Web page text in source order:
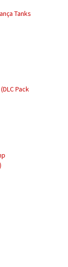
Tanks
Pack